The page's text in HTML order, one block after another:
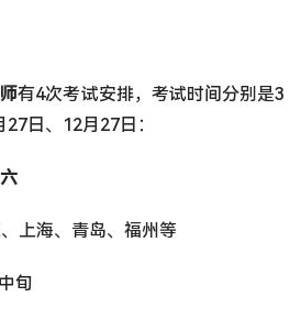
有4次考试安排，考试时间分别是3
日、12月27日：
上海、青岛、福州等
旬